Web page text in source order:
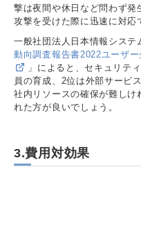
撃は夜間や休日など問わず発
攻撃を受けた際に迅速に対応
一般社団法人日本情報システ
動向調査報告書2022ユーザ
」によると、セキュリテ
員の育成、2位は外部サービ
社内リソースの確保が難しけ
れた方が良いでしょう。
3.費用対効果